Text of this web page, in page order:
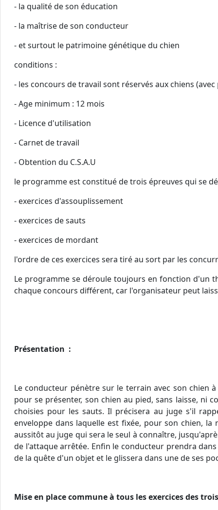
- la qualité de son éducation
- la maîtrise de son conducteur
- et surtout le patrimoine génétique du chien
conditions :
- les concours de travail sont réservés aux chiens
- Age minimum : 12 mois
- Licence d'utilisation
- Carnet de travail
- Obtention du C.S.A.U
le programme est constitué de trois épreuves qui se
- exercices d'assouplissement
- exercices de sauts
- exercices de mordant
l'ordre de ces exercices sera tiré au sort par les
Le programme se déroule toujours en fonction d'un
chaque concours différent, car l'organisateur peut
Présentation :
Le conducteur pénètre sur le terrain avec son chien
pour se présenter, son chien au pied, sans laisse, ni
choisies pour les sauts. Il précisera au juge s'il
enveloppe dans laquelle est fixée, pour son chien,
aussitôt au juge qui sera le seul à connaître,
de l'attaque arrêtée. Enfin le conducteur prendra
de la quête d'un objet et le glissera dans une de ses
Mise en place commune à tous les exercices des